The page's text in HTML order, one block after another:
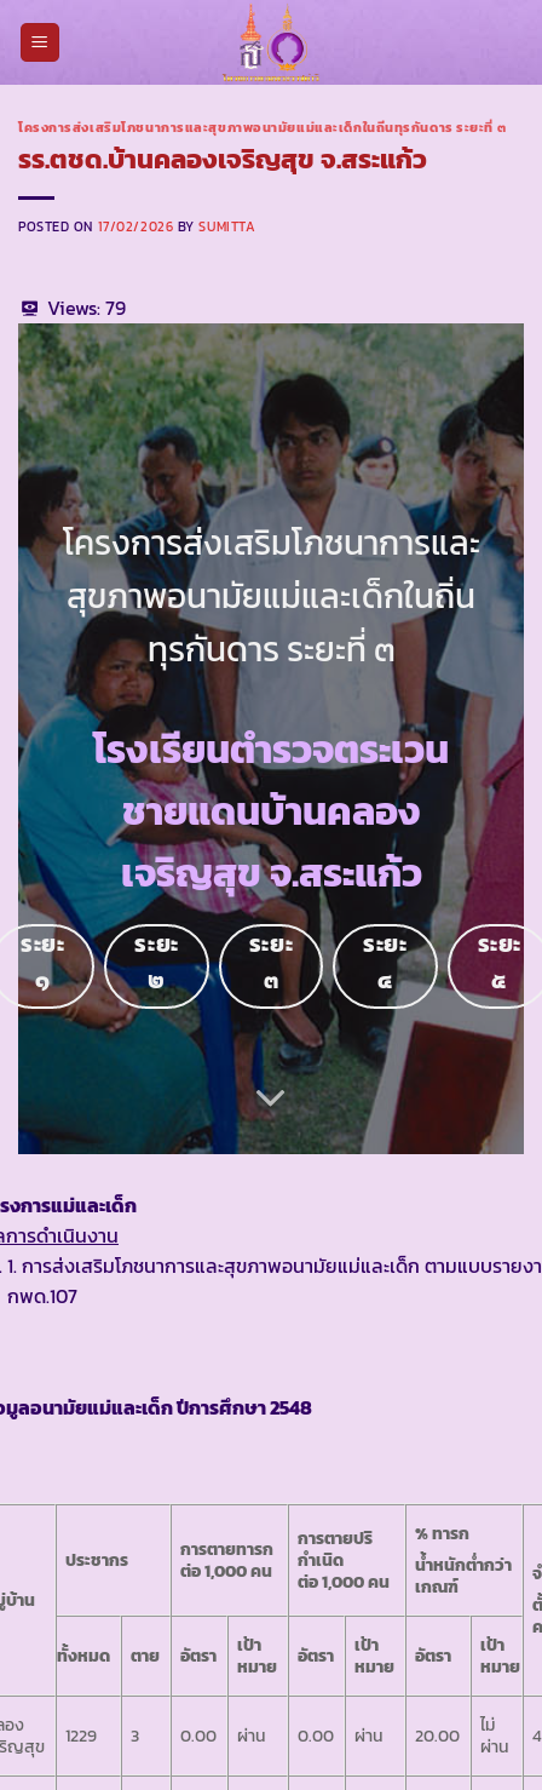
โครงการส่งเสริมโภชนาการและสุขภาพอนามัยแม่และเด็กในถิ่นทุรกันดาร ระยะที่ ๓
รร.ตชด.บ้านคลองเจริญสุข จ.สระแก้ว
POSTED ON 17/02/2026 BYSUMITTA
Views:79
โครงการส่งเสริมโภชนาการและ
สุขภาพอนามัยแม่และเด็กในถิ่น
ทุรกันดาร ระยะที่ ๓
โรงเรียนตำรวจตระเวน
ชายแดนบ้านคลอง
เจริญสุข จ.สระแก้ว
ระยะ
๑
ระยะ
๒
ระยะ
๓
ระยะ
๔
ระยะ
๕
งการแม่และเด็ก
ารดำเนินงาน
1. การส่งเสริมโภชนาการและสุขภาพอนามัยแม่และเด็ก ตามแบบรายง
กพด.107
ลอนามัยแม่และเด็ก ปีการศึกษา2548
าน
ประชากร
การตายทารก
ต่อ 1,000 คน
การตายปริ
กำเนิด
ต่อ 1,000 คน
% ทารก
น้ำหนักต่ำกว่า
เกณฑ์
ทั้งหมด
ตาย อัตรา
เป้า
หมาย
อัตรา
เป้า
หมาย
อัตรา
เป้า
หมาย
ง
ญสุข
1229 3 0.00 ผ่าน 0.00 ผ่าน 20.00
ไม่
ผ่าน
4